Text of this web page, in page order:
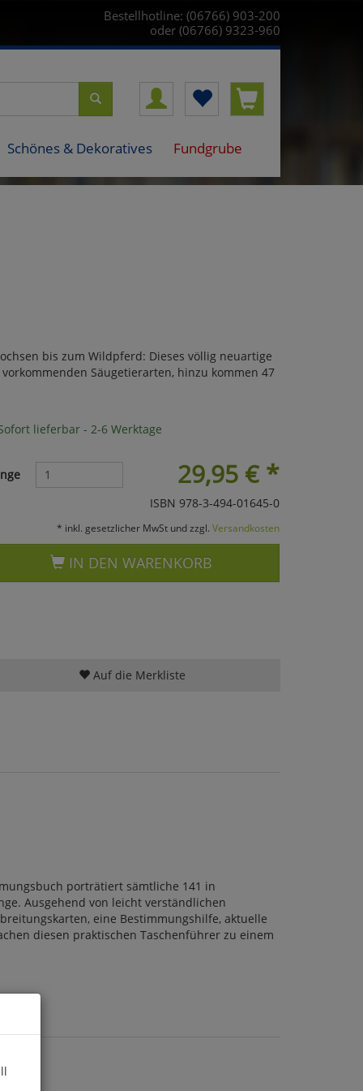
Bestellhotline: (06766) 903-200
oder (06766) 9323-960
Schönes & Dekoratives Fundgrube
bis zum Wildpferd: Dieses völlig neuartige
Säugetierarten, hinzu kommen 47
lieferbar - 2-6 Werktage
29,95 €*
ISBN 978-3-494-01645-0
* inkl. gesetzlicher MwSt und zzgl. Versandkosten
IN DEN WARENKORB
Auf die Merkliste
porträtiert sämtliche 141 in
Ausgehend von leicht verständlichen
eine Bestimmungshilfe, aktuelle
diesen praktischen Taschenführer zu einem